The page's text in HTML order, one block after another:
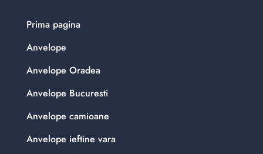
Prima pagina
Anvelope
Anvelope Oradea
Anvelope Bucuresti
Anvelope camioane
Anvelope ieftine vara